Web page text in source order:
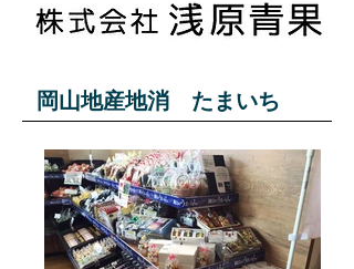
岡山地産地消 たまいち